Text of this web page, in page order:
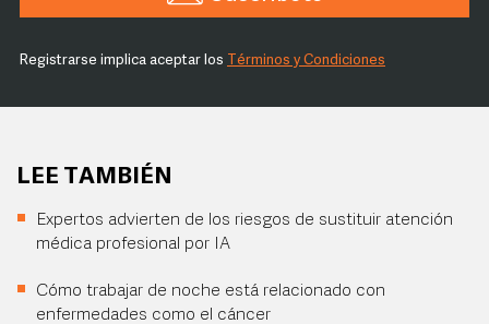
Registrarse implica aceptar los Términos y Condiciones
LEE TAMBIÉN
Expertos advierten de los riesgos de sustituir atención
médica profesional por IA
Cómo trabajar de noche está relacionado con
enfermedades como el cáncer